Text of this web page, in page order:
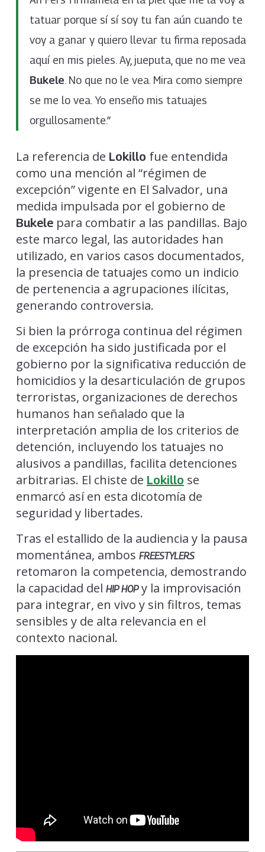
tatuar porque sí sí soy tu fan aún cuando te
voy a ganar y quiero llevar tu firma reposada
aquí en mis pieles. Ay, jueputa, que no me vea
Bukele. No que no le vea. Mira como siempre
se me lo vea. Yo enseño mis tatuajes
orgullosamente.”
La referencia de Lokillo fue entendida
como una mención al “régimen de
excepción” vigente en El Salvador, una
medida impulsada por el gobierno de
Bukelepara combatir a las pandillas. Bajo
este marco legal, las autoridades han
utilizado, en varios casos documentados,
la presencia de tatuajes como un indicio
de pertenencia a agrupaciones ilícitas,
generando controversia.
Si bien la prórroga continua del régimen
de excepción ha sido justificada por el
gobierno por la significativa reducción de
homicidios y la desarticulación de grupos
terroristas, organizaciones de derechos
humanos han señalado que la
interpretación amplia de los criterios de
detención, incluyendo los tatuajes no
alusivos a pandillas, facilita detenciones
arbitrarias. El chiste de Lokillo se
enmarcó así en esta dicotomía de
seguridad y libertades.
Tras el estallido de la audiencia y la pausa
momentánea, ambos FREESTYLERS
retomaron la competencia, demostrando
la capacidad del HIP HOPy la improvisación
para integrar, en vivo y sin filtros, temas
sensibles y de alta relevancia en el
contexto nacional.